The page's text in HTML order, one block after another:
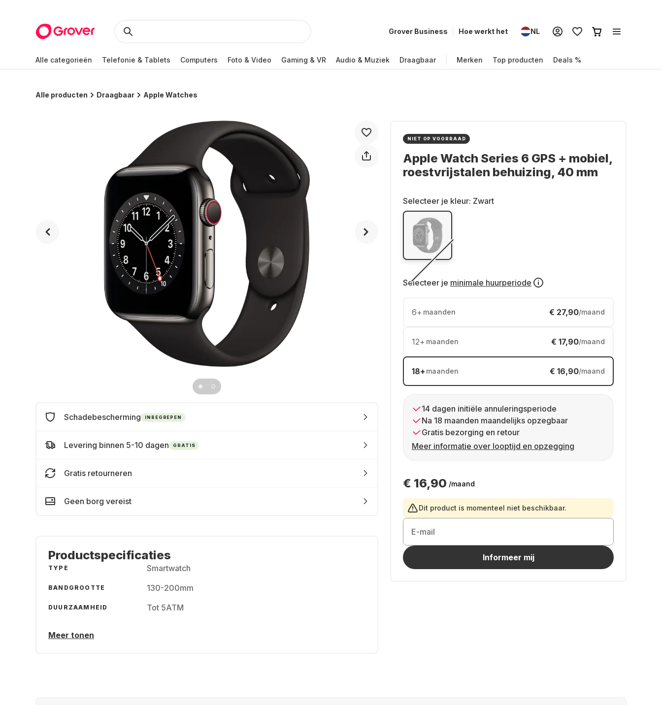
Grover Business Hoe werkt het NL
Alle categorieën Telefonie & Tablets Computers Foto & Video Gaming & VR Audio & Muziek Draagbaar Merken Top producten Deals %
Alle producten Draagbaar Apple Watches
NIET OP VOORRAAD
Apple Watch Series 6 GPS + mobiel,
roestvrijstalen behuizing, 40 mm
Selecteer je kleur: Zwart
Selecteer je minimale huurperiode
6+ maanden € 27,90/maand
12+ maanden € 17,90/maand
18+ maanden € 16,90/maand
14 dagen initiële annuleringsperiode
Na 18 maanden maandelijks opzegbaar
Gratis bezorging en retour
Meer informatie over looptijd en opzegging
€ 16,90 /maand
Dit product is momenteel niet beschikbaar.
E-mail
Informeer mij
Schadebescherming INBEGREPEN
Levering binnen 5-10 dagen GRATIS
Gratis retourneren
Geen borg vereist
Productspecificaties
TYPE Smartwatch
BANDGROOTTE 130-200mm
DUURZAAMHEID Tot 5ATM
Meer tonen